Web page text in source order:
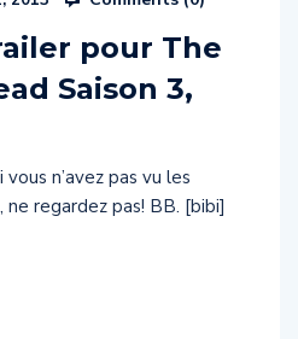
pour The
Saison 3,
n’avez pas vu les
regardez pas! BB. [bibi]